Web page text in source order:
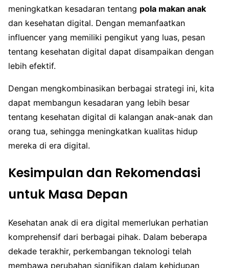
meningkatkan kesadaran tentang pola makan anak
dan kesehatan digital. Dengan memanfaatkan
influencer yang memiliki pengikut yang luas, pesan
tentang kesehatan digital dapat disampaikan dengan
lebih efektif.
Dengan mengkombinasikan berbagai strategi ini, kita
dapat membangun kesadaran yang lebih besar
tentang kesehatan digital di kalangan anak-anak dan
orang tua, sehingga meningkatkan kualitas hidup
mereka di era digital.
Kesimpulan dan Rekomendasi
untuk Masa Depan
Kesehatan anak di era digital memerlukan perhatian
komprehensif dari berbagai pihak. Dalam beberapa
dekade terakhir, perkembangan teknologi telah
membawa perubahan signifikan dalam kehidupan